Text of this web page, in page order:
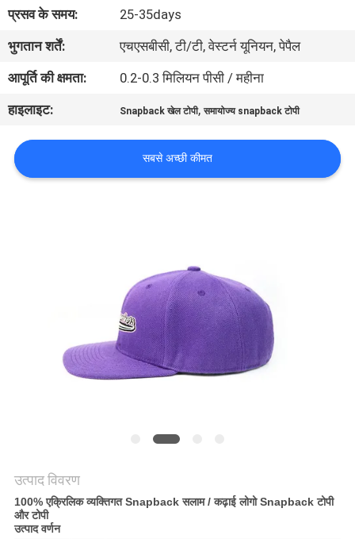
संपर्क
करें
समाचार
मामलों
प्रसव के समय:
25-35days
भुगतान शर्तें:
एचएसबीसी, टी/टी, वेस्टर्न यूनियन, पेपैल
आपूर्ति की क्षमता:
0.2-0.3 मिलियन पीसी / महीना
हाइलाइट:
Snapback खेल टोपी,समायोज्य snapback टोपी
सबसे अच्छी कीमत
उत्पाद विवरण
100% एक्रिलिक व्यक्तिगत Snapback सलाम / कढ़ाई लोगो Snapback टोपी
और टोपी
उत्पाद वर्णन